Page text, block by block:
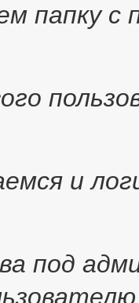
папку с
и
под